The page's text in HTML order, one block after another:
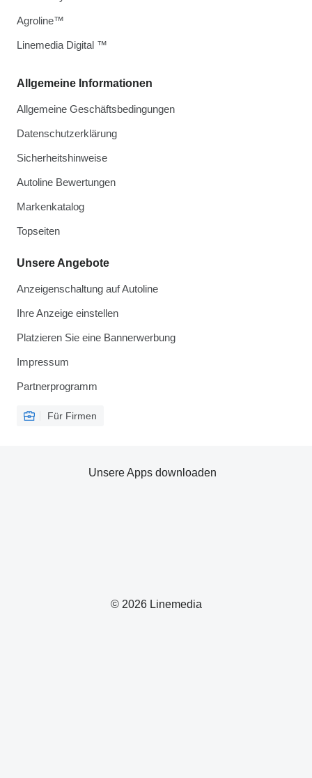
Allgemeine Informationen
Allgemeine Geschäftsbedingungen
Datenschutzerklärung
Sicherheitshinweise
Autoline Bewertungen
Markenkatalog
Topseiten
Unsere Angebote
Anzeigenschaltung auf Autoline
Ihre Anzeige einstellen
Platzieren Sie eine Bannerwerbung
Impressum
Partnerprogramm
Für Firmen
Agroline™
Linemedia Digital ™
© 2026 Linemedia
Unsere Apps downloaden